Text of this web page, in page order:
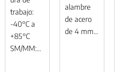
trabajo:
-40°C a
+85°C
SM/MM:...
alambre
de acero
de 4 mm...